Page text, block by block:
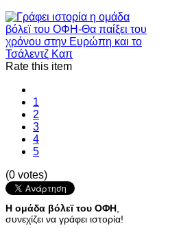
Rate this item
1
2
3
4
5
(0 votes)
Η ομάδα βόλεϊ του ΟΦΗ
συνεχίζει να γράφει ιστορία!